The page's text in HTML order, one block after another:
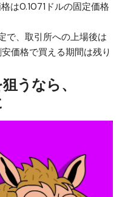
は0.1071ドルの固定価格
で、取引所への上場後は
価格で買える期間は残り
うなら、